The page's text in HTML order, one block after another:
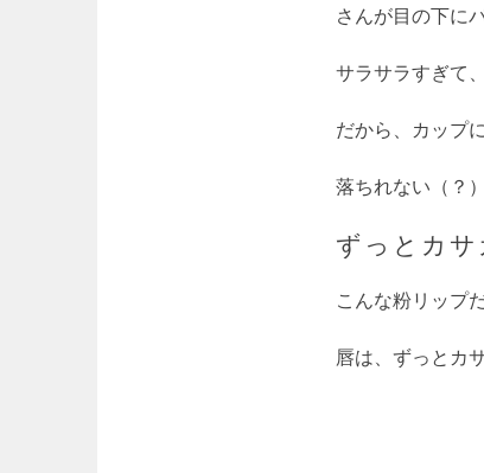
さんが目の下に
サラサラすぎて
だから、カップ
落ちれない（？
ずっとカサ
こんな粉リップ
唇は、ずっとカ